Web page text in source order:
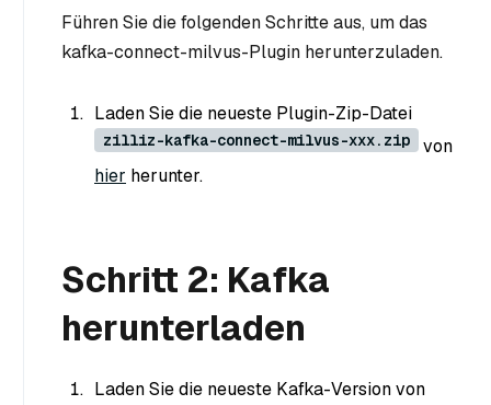
Führen Sie die folgenden Schritte aus, um das
kafka-connect-milvus-Plugin herunterzuladen.
Laden Sie die neueste Plugin-Zip-Datei
zilliz-kafka-connect-milvus-xxx.zip
von
hier herunter.
Schritt 2: Kafka
herunterladen
Laden Sie die neueste Kafka-Version von